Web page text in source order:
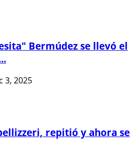
Bermúdez se llevó el
3, 2025
repitió y ahora se